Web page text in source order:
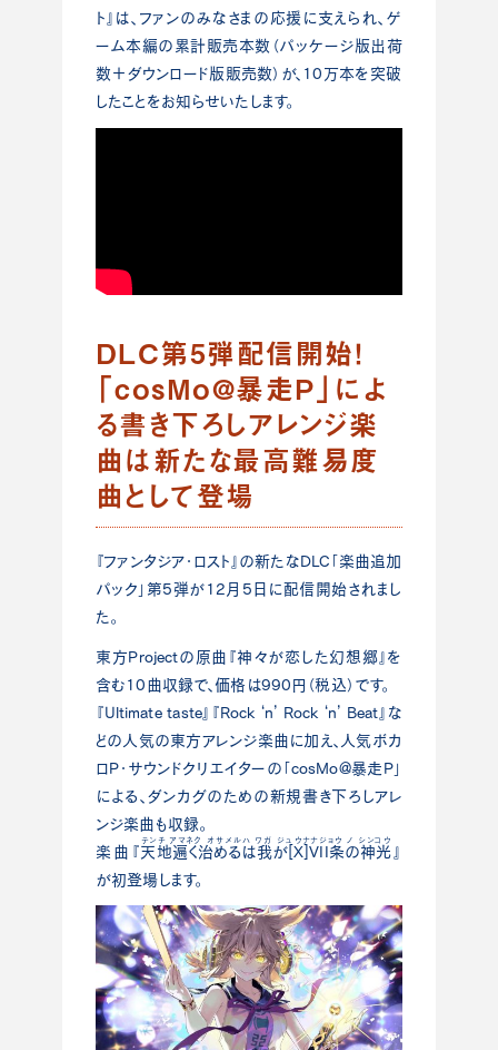
ト』は、ファンのみなさまの応援に支えられ、ゲ
ーム本編の累計販売本数（パッケージ版出荷
数＋ダウンロード版販売数）が、10万本を突破
したことをお知らせいたします。
DLC第5弾配信開始！
「cosMo@暴走P」によ
る書き下ろしアレンジ楽
曲は新たな最高難易度
曲として登場
『ファンタジア・ロスト』の新たなDLC「楽曲追加
パック」第5弾が12月5日に配信開始されまし
た。
東方Projectの原曲『神々が恋した幻想郷』を
含む10曲収録で、価格は990円（税込）です。
『Ultimate taste』『Rock ‘n’ Rock ‘n’ Beat』な
どの人気の東方アレンジ楽曲に加え、人気ボカ
ロP・サウンドクリエイターの「cosMo@暴走P」
による、ダンカグのための新規書き下ろしアレ
ンジ楽曲も収録。
楽曲『天地遍く治めるは我が[X]VII条の神光
テンチ アマネク オサメルハ ワガ ジュウナナジョウ ノ シンコウ
』
が初登場します。